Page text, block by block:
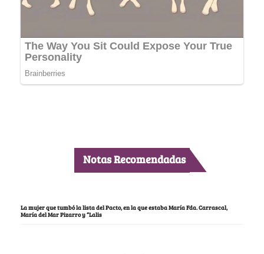
Notas Recomendadas
La mujer que tumbó la lista del Pacto, en la que estaba María Fda. Carrascal,
María del Mar Pizarro y “Lalis